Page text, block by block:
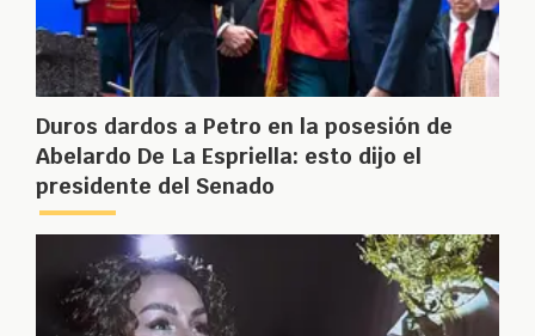
Duros dardos a Petro en la posesión de
Abelardo De La Espriella: esto dijo el
presidente del Senado